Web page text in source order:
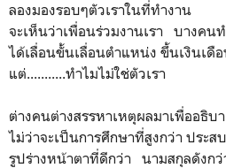
ลองมองรอบๆตัวเราในที่ทำงาน
จะเห็นว่าเพื่อนร่วมงานเรา บางคน
ได้เลื่อนขั้นเลื่อนตำแหน่ง ขึ้นเงินเดื
แต่...........ทำไมไม่ใช่ตัวเรา
ต่างคนต่างสรรหาเหตุผลมาเพื่ออธิบ
ไม่ว่าจะเป็นการศึกษาที่สูงกว่า ประส
รูปร่างหน้าตาที่ดีกว่า นามสกุลดังกว่